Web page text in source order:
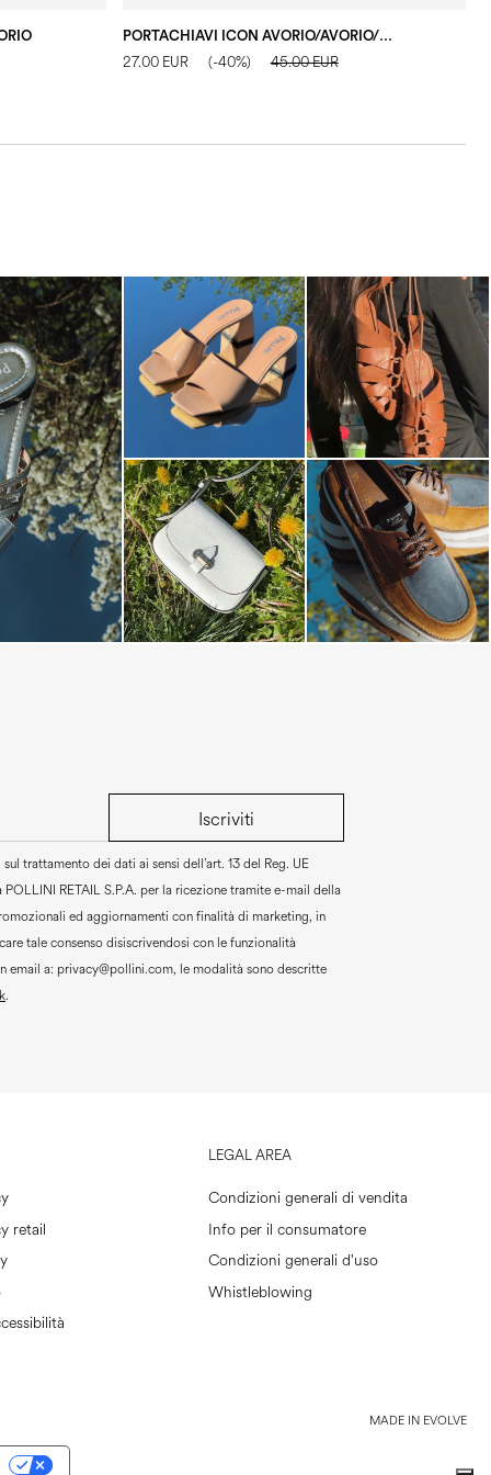
PORTACHIAVI ICON AVORIO/AVORIO/TAUPE
27.00 EUR (-40%) 45.00 EUR
mule in silver
Iscriviti
trattamento dei dati ai sensi dell’art. 13 del Reg. UE
POLLINI RETAIL S.P.A. per la ricezione tramite e-mail della
ed aggiornamenti con finalità di marketing, in
tale consenso disiscrivendosi con le funzionalità
email a: privacy@pollini.com, le modalità sono descritte
.
retail
LEGAL AREA
Condizioni generali di vendita
Info per il consumatore
Condizioni generali d'uso
Whistleblowing
MADE IN EVOLVE